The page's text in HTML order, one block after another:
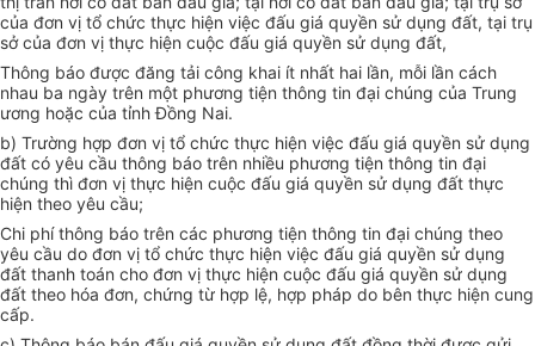
của đơn vị tổ chức thực hiện việc đấu giá quyền sử dụng đất, tại trụ
sở của đơn vị thực hiện cuộc đấu giá quyền sử dụng đất,
Thông báo được đăng tải công khai ít nhất hai lần, mỗi lần cách
nhau ba ngày trên một phương tiện thông tin đại chúng của Trung
ương hoặc của tỉnh Đồng Nai.
b) Trường hợp đơn vị tổ chức thực hiện việc đấu giá quyền sử dụng
đất có yêu cầu thông báo trên nhiều phương tiện thông tin đại
chúng thì đơn vị thực hiện cuộc đấu giá quyền sử dụng đất thực
hiện theo yêu cầu;
Chi phí thông báo trên các phương tiện thông tin đại chúng theo
yêu cầu do đơn vị tổ chức thực hiện việc đấu giá quyền sử dụng
đất thanh toán cho đơn vị thực hiện cuộc đấu giá quyền sử dụng
đất theo hóa đơn, chứng từ hợp lệ, hợp pháp do bên thực hiện cung
cấp.